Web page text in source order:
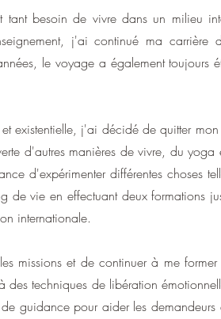
besoin de vivre dans un milieu
j'ai continué ma
le voyage a également toujours
existentielle, j'ai décidé de quitter
d'autres manières de vivre, du
d'expérimenter différentes choses
de vie en effectuant deux formations
internationale.
et de continuer à me former
techniques de libération
guidance pour aider les demandeurs